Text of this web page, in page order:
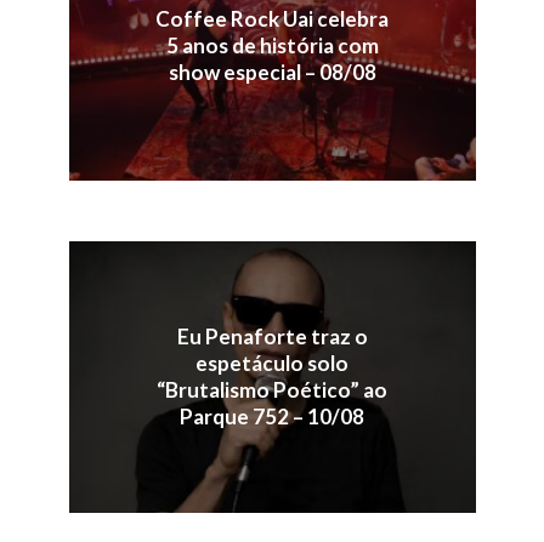
Coffee Rock Uai celebra
5 anos de história com
show especial – 08/08
Eu Penaforte traz o
espetáculo solo
“Brutalismo Poético” ao
Parque 752 – 10/08